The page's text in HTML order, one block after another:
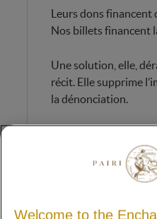
Leurs dons financent
Nos billets financent
Une solution, elle,
récit. Elle supprime
la dénonciation.
Pas toujours
systématiquement :
Welcome to the